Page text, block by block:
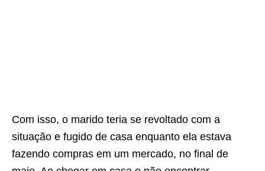
Com isso, o marido teria se revoltado com a
situação e fugido de casa enquanto ela estava
fazendo compras em um mercado, no final de